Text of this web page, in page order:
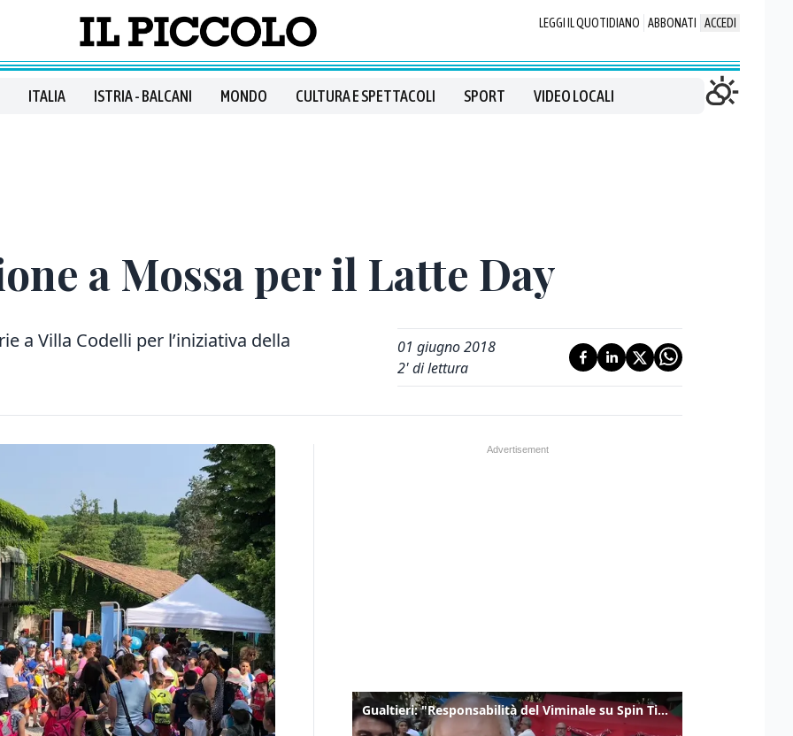
LEGGI IL QUOTIDIANO ABBONATI ACCEDI
ITALIA ISTRIA - BALCANI MONDO CULTURA E SPETTACOLI SPORT VIDEO LOCALI
a Mossa per il Latte Day
a Villa Codelli per l’iniziativa della
01 giugno 2018
2' di lettura
Gualtieri: "Responsabilità del Viminale su Spin Time? La posizione dei partiti è nota"